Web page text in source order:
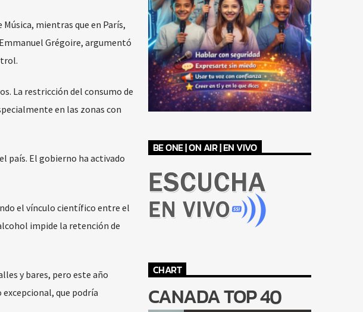
mientras que en París,
Grégoire, argumentó
La restricción del consumo de
en las zonas con
país. El gobierno ha activado
el vínculo científico entre el
impide la retención de
y bares, pero este año
que podría
BE ONE | ON AIR | EN VIVO
CHART
CANADA TOP 40